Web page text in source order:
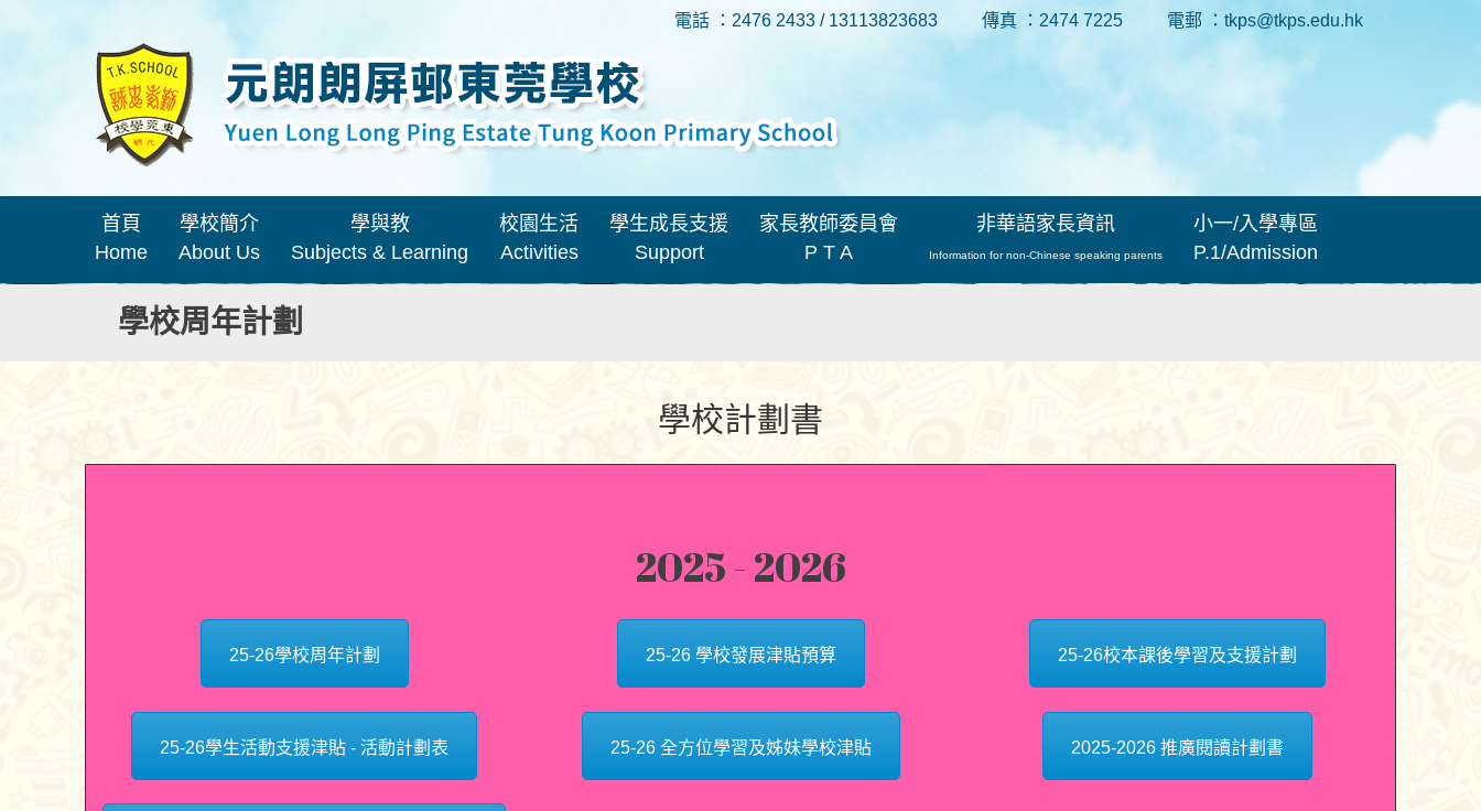
電話 ：2476 2433 / 13113823683 傳真 ：2474 7225 電郵 ：tkps@tkps.edu.hk
首頁
Home
學校簡介
About Us
學與教
Subjects & Learning
校園生活
Activities
學生成長支援
Support
家長教師委員會
P T A
非華語家長資訊
Information for non-Chinese speaking parents
小一/入學專區
P.1/Admission
學校周年計劃
學校計劃書
2025 - 2026
25-26學校周年計劃 25-26 學校發展津貼預算 25-26校本課後學習及支援計劃
25-26學生活動支援津貼 - 活動計劃表 25-26 全方位學習及姊妹學校津貼 2025-2026 推廣閱讀計劃書